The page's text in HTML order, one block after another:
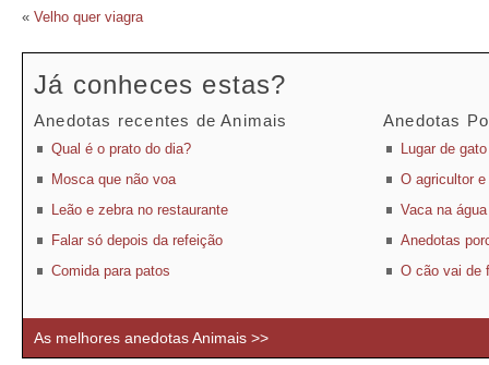
« Velho quer viagra
Já conheces estas?
Anedotas recentes de Animais
Qual é o prato do dia?
Mosca que não voa
Leão e zebra no restaurante
Falar só depois da refeição
Comida para patos
Anedotas
Lugar de gato
O agricultor
Vaca na água
Anedotas
O cão vai de
As melhores anedotas Animais >>